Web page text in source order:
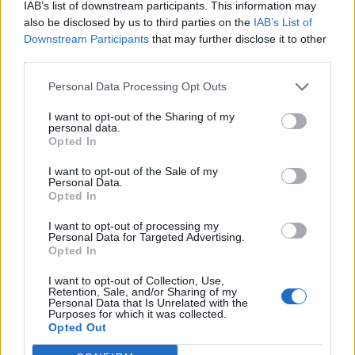
IAB’s list of downstream participants. This information may
also be disclosed by us to third parties on the IAB’s List of
Downstream Participants that may further disclose it to other
Personal Data Processing Opt Outs
I want to opt-out of the Sharing of my
personal data.
Opted In
I want to opt-out of the Sale of my
Personal Data.
Opted In
I want to opt-out of processing my
Personal Data for Targeted Advertising.
Opted In
I want to opt-out of Collection, Use,
Retention, Sale, and/or Sharing of my
Personal Data that Is Unrelated with the
Purposes for which it was collected.
Opted Out
jovens ao mundo do trabalho
Colheita de sangue regressa ao
Hospital Sousa Martins durante o mês
de agosto
DESTAQUES